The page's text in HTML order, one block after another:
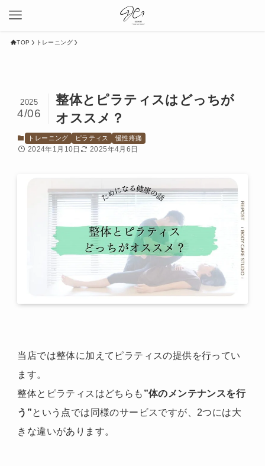
TOP トレーニング
整体とピラティスはどっちが
オススメ？
2025
4/06
トレーニング ピラティス 慢性疼痛
2024年1月10日 2025年4月6日
当店では整体に加えてピラティスの提供を行ってい
ます。
整体とピラティスはどちらも ”体のメンテナンスを行
う”という点では同様のサービスですが、2つには大
きな違いがあります。